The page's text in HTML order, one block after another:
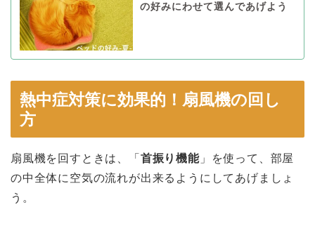
の好みにわせて選んであげよう
熱中症対策に効果的！扇風機の回し
方
扇風機を回すときは、「 首振り機能」を使って、部屋
の中全体に空気の流れが出来るようにしてあげましょ
う。